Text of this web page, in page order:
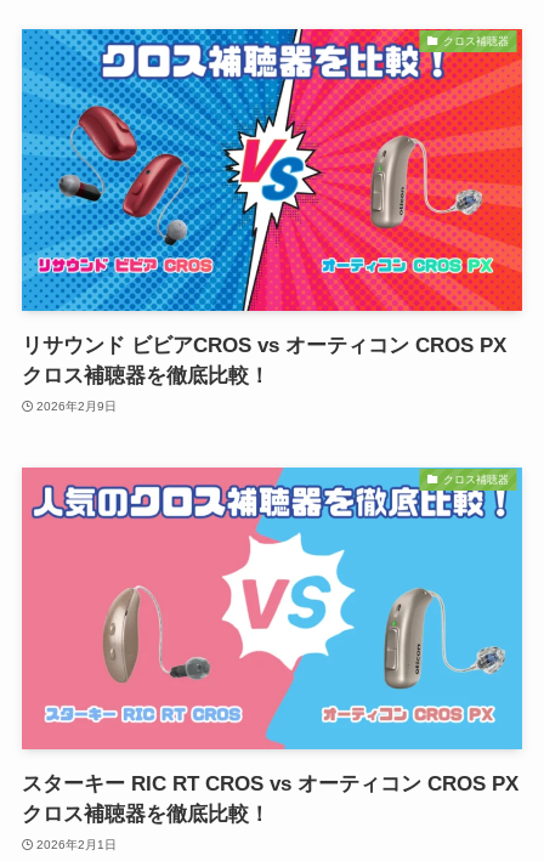
クロス補聴器
リサウンド ビビアCROS vs オーティコン CROS PX
クロス補聴器を徹底比較！
2026年2月9日
クロス補聴器
スターキー RIC RT CROS vs オーティコン CROS PX
クロス補聴器を徹底比較！
2026年2月1日